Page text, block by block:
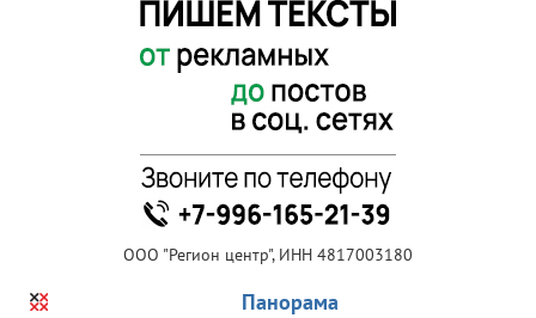
ООО "Регион центр", ИНН 4817003180
Панорама